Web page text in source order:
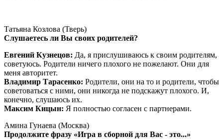
Татьяна Козлова (Тверь)
Слушаетесь ли Вы своих родителей?
Евгений Кузнецов: Да, я прислушиваюсь к своим родителям,
советуюсь. Родители ничего плохого не пожелают. Они для
меня авторитет.
Владимир Тарасенко: Родители, они на то и родители, чтобы
советоваться с ними, они никогда не подскажут плохого. И,
конечно, слушаюсь их.
Максим Кицын: Я полностью согласен с партнерами.
Амина Гунаева (Москва)
Продолжите фразу «Игра в сборной для Вас - это...»